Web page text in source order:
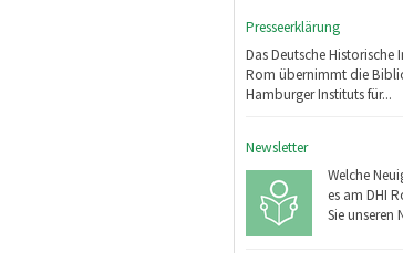
Presseerklärung
Das Deutsche Historische
Rom übernimmt die
Hamburger Instituts für...
Newsletter
Welche
es am DHI
Sie unseren